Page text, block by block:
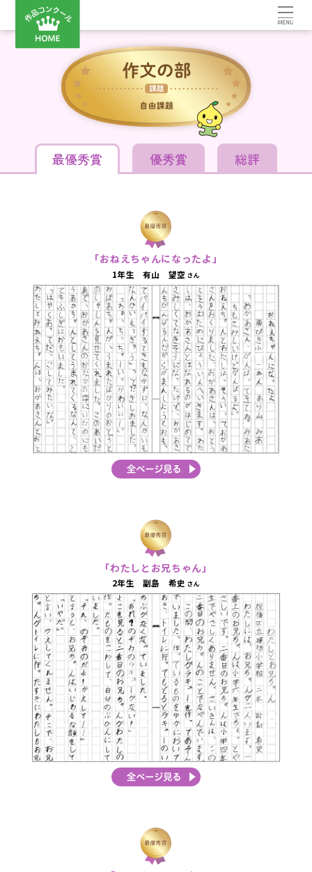
最優秀賞 優秀賞 総評
「おねえちゃんになったよ」
1年生 有山 望空 さん
「わたしとお兄ちゃん」
2年生 副島 希史 さん